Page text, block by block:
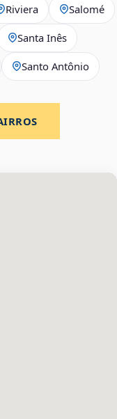
Riviera Salomé
Santa Inês
Santo Antônio